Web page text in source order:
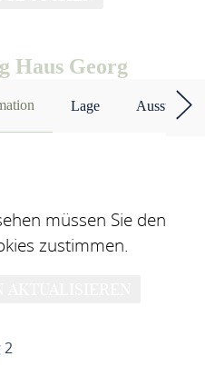
Haus Georg
Lage
müssen Sie den
zustimmen.